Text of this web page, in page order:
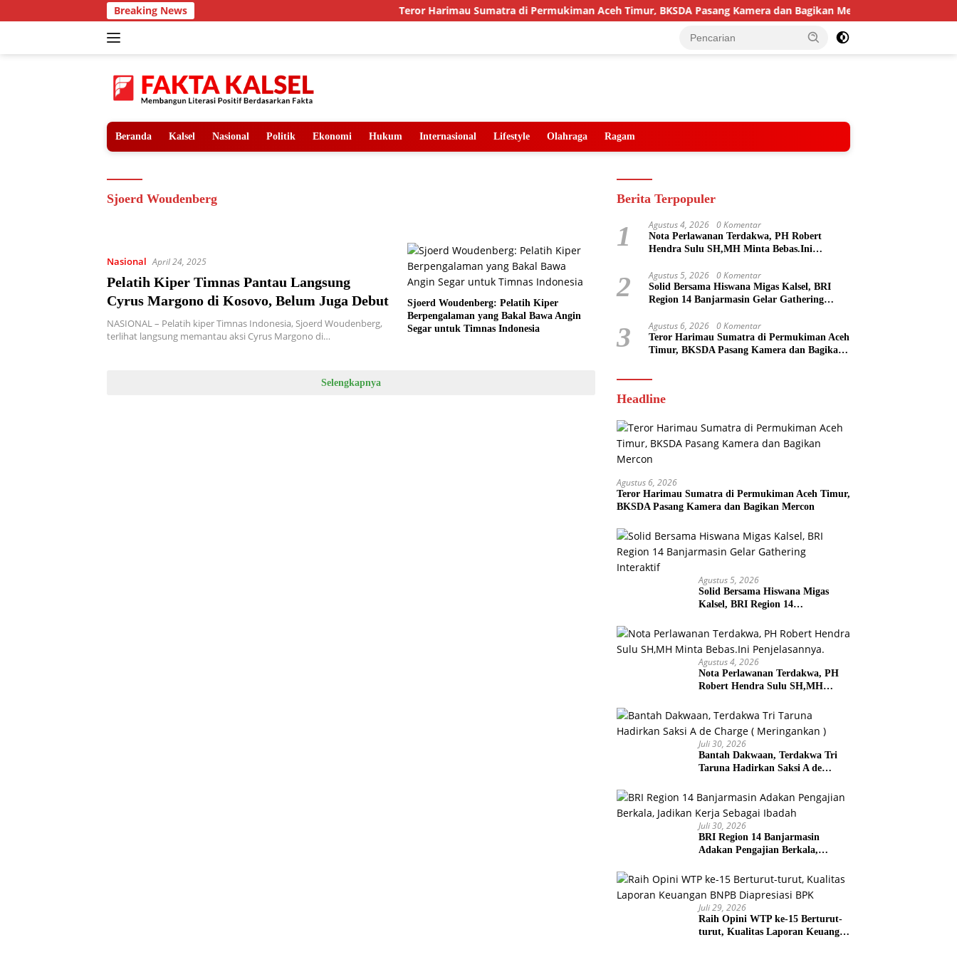
ke
Breaking News Teror Harimau Sumatra di Permukiman Aceh Timur, BKSDA Pasang Kamera dan Bagikan Mercon
Beranda Kalsel Nasional Politik Ekonomi Hukum Internasional Lifestyle Olahraga Ragam
Sjoerd Woudenberg
Nasional April 24, 2025
Pelatih Kiper Timnas Pantau Langsung
Cyrus Margono di Kosovo, Belum Juga Debut
NASIONAL – Pelatih kiper Timnas Indonesia, Sjoerd Woudenberg,
terlihat langsung memantau aksi Cyrus Margono di…
Sjoerd Woudenberg: Pelatih Kiper
Berpengalaman yang Bakal Bawa Angin
Segar untuk Timnas Indonesia
Selengkapnya
Berita Terpopuler
1 Agustus 4, 2026 0 Komentar
Nota Perlawanan Terdakwa, PH Robert
Hendra Sulu SH,MH Minta Bebas.Ini
2 Agustus 5, 2026 0 Komentar
Solid Bersama Hiswana Migas Kalsel, BRI
Region 14 Banjarmasin Gelar Gathering
3 Agustus 6, 2026 0 Komentar
Teror Harimau Sumatra di Permukiman Aceh
Timur, BKSDA Pasang Kamera dan Bagikan
Headline
Agustus 6, 2026
Teror Harimau Sumatra di Permukiman Aceh Timur,
BKSDA Pasang Kamera dan Bagikan Mercon
Agustus 5, 2026
Solid Bersama Hiswana Migas
Kalsel, BRI Region 14
Interaktif
Agustus 4, 2026
Nota Perlawanan Terdakwa, PH
Robert Hendra Sulu SH,MH
Juli 30, 2026
Bantah Dakwaan, Terdakwa Tri
Taruna Hadirkan Saksi A de
Juli 30, 2026
BRI Region 14 Banjarmasin
Adakan Pengajian Berkala,
Juli 29, 2026
Raih Opini WTP ke-15 Berturut-
turut, Kualitas Laporan Keuangan